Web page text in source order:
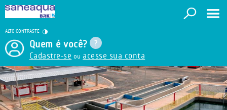
ALTO CONTRASTE
Quem é você?
Cadastre-se ou acesse sua conta